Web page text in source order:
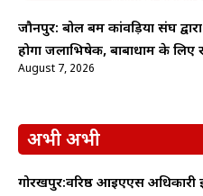
जौनपुर: बोल बम कांवड़िया संघ
होगा जलाभिषेक, बाबाधाम के लिए
August 7, 2026
अभी अभी
गोरखपुर:वरिष्ठ आईएएस अधिकारी